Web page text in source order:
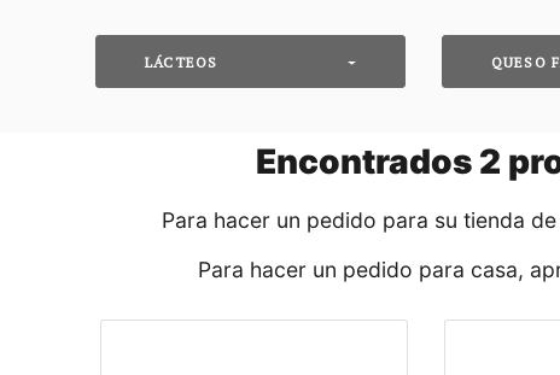
LÁCTEOS QUESO
Encontrados 2
Para hacer un pedido para su tienda
Para hacer un pedido para casa,